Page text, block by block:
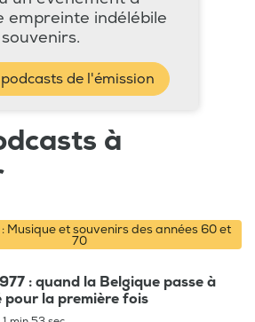
empreinte indélébile
de l'émission
à
Musique et souvenirs des années 60 et
70
: quand la Belgique passe à
pour la première fois